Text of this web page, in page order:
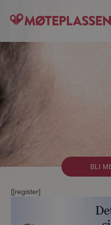
BLI
[[register]